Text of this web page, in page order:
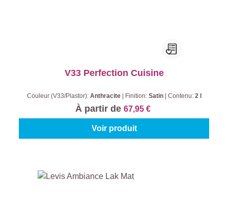
V33 Perfection Cuisine
Couleur (V33/Plastor): Anthracite Finition: Satin Contenu: 2 l
À partir de 67,95 €
Voir produit